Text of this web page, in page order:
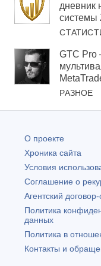
дневник
системы
GTC Pro
РАЗНОЕ
О проекте
Хроника сайта
Условия
Соглашение о
Агентский
Политика
данных
Политика в
Контакты и